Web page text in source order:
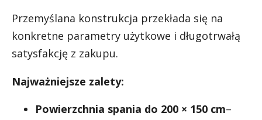
Przemyślana konstrukcja przekłada się na
konkretne parametry użytkowe i długotrwałą
satysfakcję z zakupu.
Najważniejsze zalety:
Powierzchnia spania do 200 × 150 cm–